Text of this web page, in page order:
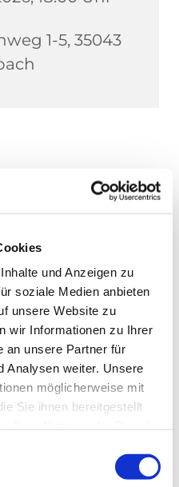
und Anzeigen zu
soziale Medien anbieten
unsere Website zu
wir Informationen zu Ihrer
an unsere Partner für
Analysen weiter. Unsere
möglicherweise mit
Sie ihnen bereitgestellt
1-5, 35043
Sie auch